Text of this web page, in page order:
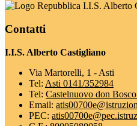
I.I.S. Alberto
Contatti
I.I.S. Alberto Castigliano
Via Martorelli, 1 - Asti
Tel: Asti 0141/352984
Tel: Castelnuovo don
Email:
PEC: